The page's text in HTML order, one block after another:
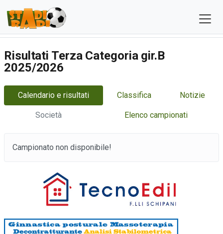
Risultati Terza Categoria gir.B
2025/2026
Calendario e risultati Classifica Notizie
Società Elenco campionati
Campionato non disponibile!